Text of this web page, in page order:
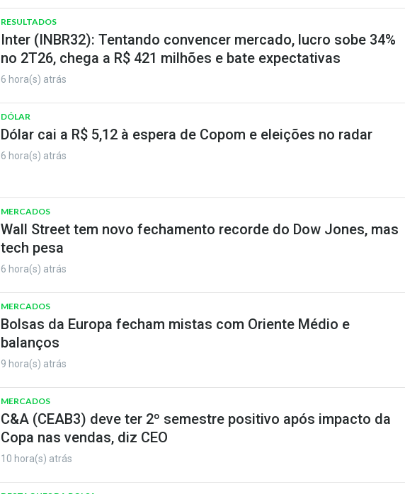
RESULTADOS
Inter (INBR32): Tentando convencer mercado, lucro sobe 34%
no 2T26, chega a R$ 421 milhões e bate expectativas
6 hora(s) atrás
DÓLAR
Dólar cai a R$ 5,12 à espera de Copom e eleições no radar
6 hora(s) atrás
MERCADOS
Wall Street tem novo fechamento recorde do Dow Jones, mas
tech pesa
6 hora(s) atrás
MERCADOS
Bolsas da Europa fecham mistas com Oriente Médio e
balanços
9 hora(s) atrás
MERCADOS
C&A (CEAB3) deve ter 2º semestre positivo após impacto da
Copa nas vendas, diz CEO
10 hora(s) atrás